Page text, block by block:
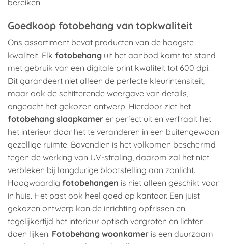
Goedkoop fotobehang van topkwaliteit
Ons assortiment bevat producten van de hoogste
kwaliteit. Elk fotobehang uit het aanbod komt tot stand
met gebruik van een digitale print kwaliteit tot 600 dpi.
Dit garandeert niet alleen de perfecte kleurintensiteit,
maar ook de schitterende weergave van details,
ongeacht het gekozen ontwerp. Hierdoor ziet het
fotobehang slaapkamer er perfect uit en verfraait het
het interieur door het te veranderen in een buitengewoon
gezellige ruimte. Bovendien is het volkomen beschermd
tegen de werking van UV-straling, daarom zal het niet
verbleken bij langdurige blootstelling aan zonlicht.
Hoogwaardig fotobehangen is niet alleen geschikt voor
in huis. Het past ook heel goed op kantoor. Een juist
gekozen ontwerp kan de inrichting opfrissen en
tegelijkertijd het interieur optisch vergroten en lichter
doen lijken. Fotobehang woonkamer is een duurzaam